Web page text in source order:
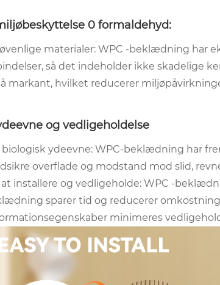
0 formaldehyd:
materialer: WPC -beklædning har
så det indeholder ikke skadelige
markant, hvilket reducerer
og vedligeholdelse
biologisk ydeevne: WPC-beklædning har
overflade og modstand mod slid,
installere og vedligeholde: WPC -
sparer tid og reducerer
minimeres